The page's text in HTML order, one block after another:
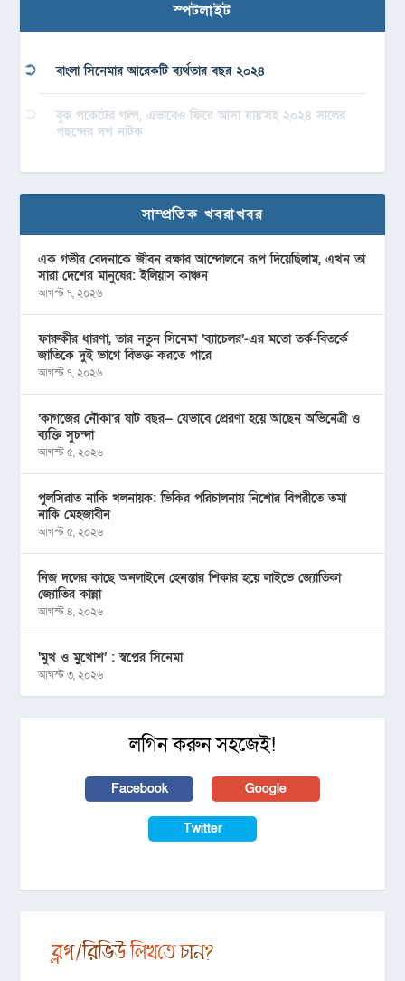
স্পটলাইট
বাংলা সিনেমার আরেকটি ব্যর্থতার বছর ২০২৪
বুক পকেটের গল্প, এভাবেও ফিরে আসা যায়’সহ ২০২৪ সালের
পছন্দের দশ নাটক
সাম্প্রতিক খবরাখবর
এক গভীর বেদনাকে জীবন রক্ষার আন্দোলনে রূপ দিয়েছিলাম, এখন তা
সারা দেশের মানুষের: ইলিয়াস কাঞ্চন
আগস্ট ৭, ২০২৬
ফারুকীর ধারণা, তার নতুন সিনেমা ‘ব্যাচেলর’-এর মতো তর্ক-বিতর্কে
জাতিকে দুই ভাগে বিভক্ত করতে পারে
আগস্ট ৭, ২০২৬
‘কাগজের নৌকা’র ষাট বছর— যেভাবে প্রেরণা হয়ে আছেন অভিনেত্রী ও
ব্যক্তি সুচন্দা
আগস্ট ৫, ২০২৬
পুলসিরাত নাকি খলনায়ক: ভিকির পরিচালনায় নিশোর বিপরীতে তমা
নাকি মেহজাবীন
আগস্ট ৫, ২০২৬
নিজ দলের কাছে অনলাইনে হেনস্তার শিকার হয়ে লাইভে জ্যোতিকা
জ্যোতির কান্না
আগস্ট ৪, ২০২৬
‘মুখ ও মু্খোশ’ : স্বপ্নের সিনেমা
আগস্ট ৩, ২০২৬
লগিন করুন সহজেই!
Facebook Google
Twitter